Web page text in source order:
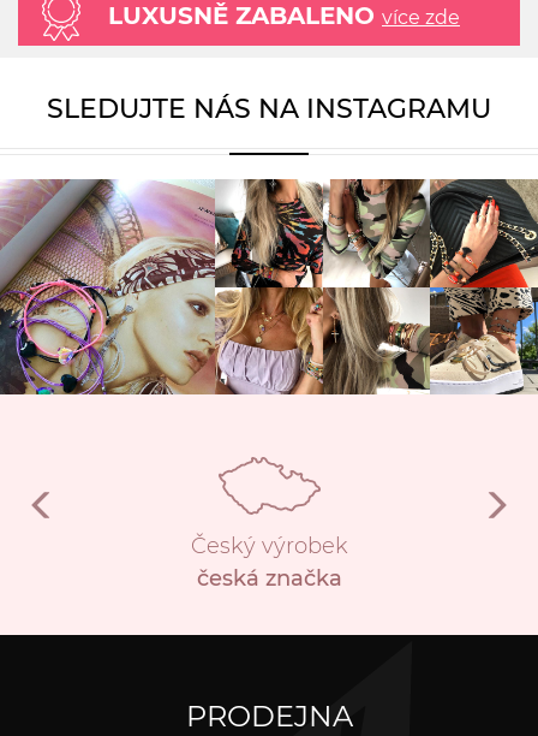
LUXUSNĚ ZABALENO více zde
SLEDUJTE NÁS NA INSTAGRAMU
Český výrobek
česká značka
PRODEJNA